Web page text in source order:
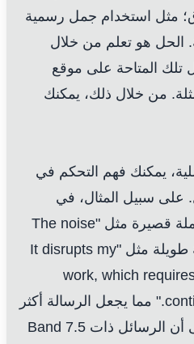
مثل استخدام جمل رسمية
الحل هو تعلم من خلال
تلك المتاحة على موقع
. من خلال ذلك، يمكنك
يمكنك فهم التحكم في
سبيل المثال، في
رسالة شكوى، استخدم جملة قصيرة مثل "The noise
is unbearable." مع جملة طويلة مثل "It disrupts my
work, which
continued for several nights." مما يجعل الرسالة أكثر
إقناعًا. تشير الدراسات إلى أن الرسائل ذات Band 7.5